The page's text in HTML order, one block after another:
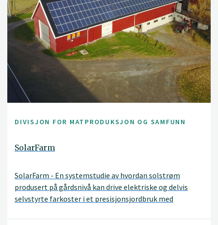
DIVISJON FOR MATPRODUKSJON OG SAMFUNN
SolarFarm
SolarFarm - En systemstudie av hvordan solstrøm
produsert på gårdsnivå kan drive elektriske og delvis
selvstyrte farkoster i et presisjonsjordbruk med